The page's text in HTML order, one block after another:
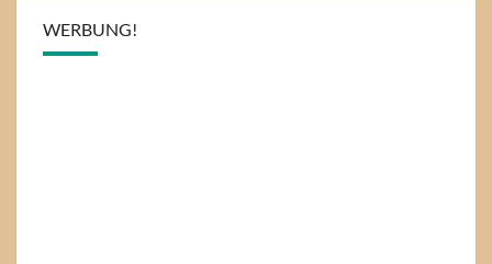
WERBUNG!